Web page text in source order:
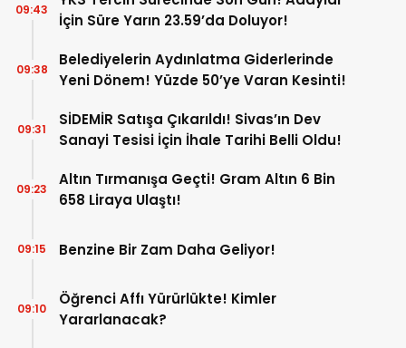
İçin Süre Yarın 23.59’da Doluyor!
09:43
Belediyelerin Aydınlatma Giderlerinde
Yeni Dönem! Yüzde 50’ye Varan Kesinti!
09:38
SİDEMİR Satışa Çıkarıldı! Sivas’ın Dev
Sanayi Tesisi İçin İhale Tarihi Belli Oldu!
09:31
Altın Tırmanışa Geçti! Gram Altın 6 Bin
658 Liraya Ulaştı!
09:23
Benzine Bir Zam Daha Geliyor!
09:15
Öğrenci Affı Yürürlükte! Kimler
Yararlanacak?
09:10